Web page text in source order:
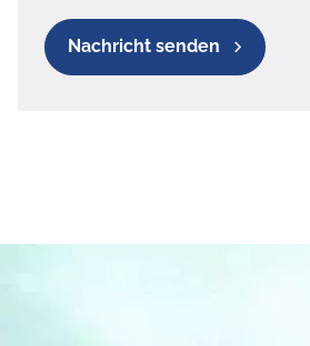
Nachricht senden